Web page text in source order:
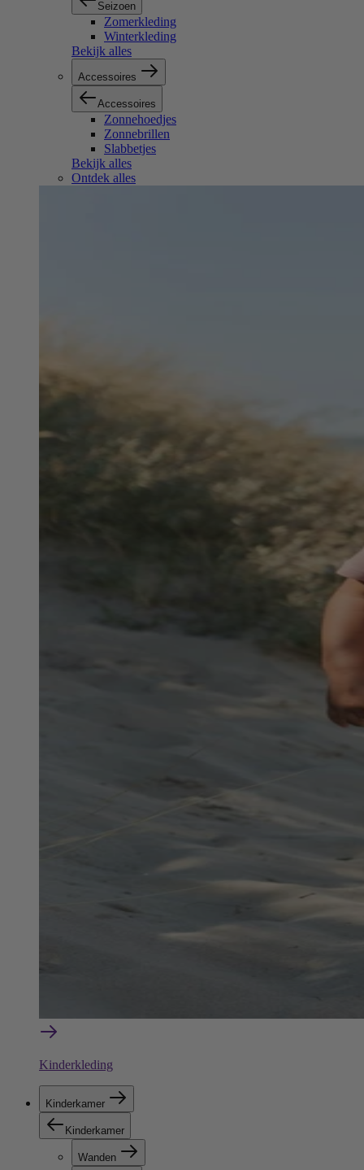
Seizoen
Zomerkleding
Winterkleding
Bekijk alles
Accessoires
Accessoires
Zonnehoedjes
Zonnebrillen
Slabbetjes
Bekijk alles
Ontdek alles
Kinderkleding
Kinderkamer
Kinderkamer
Wanden